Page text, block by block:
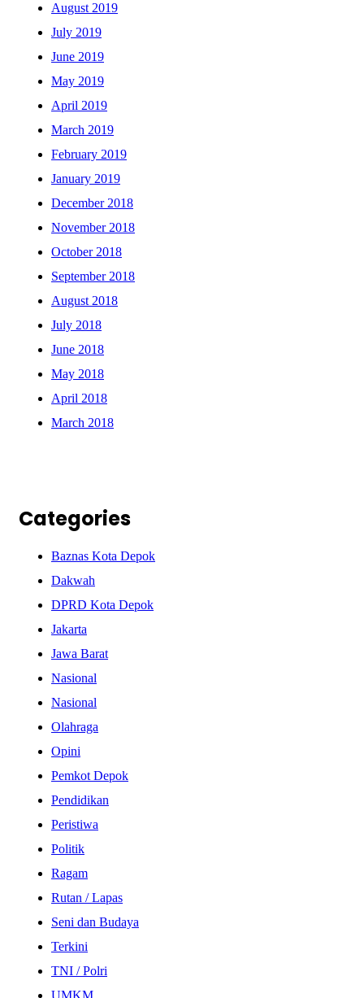
August 2019
July 2019
June 2019
May 2019
April 2019
March 2019
February 2019
January 2019
December 2018
November 2018
October 2018
September 2018
August 2018
July 2018
June 2018
May 2018
April 2018
March 2018
Categories
Baznas Kota Depok
Dakwah
DPRD Kota Depok
Jakarta
Jawa Barat
Nasional
Nasional
Olahraga
Opini
Pemkot Depok
Pendidikan
Peristiwa
Politik
Ragam
Rutan / Lapas
Seni dan Budaya
Terkini
TNI / Polri